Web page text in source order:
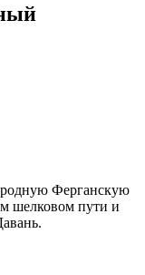
Ферганскую
шелковом пути и